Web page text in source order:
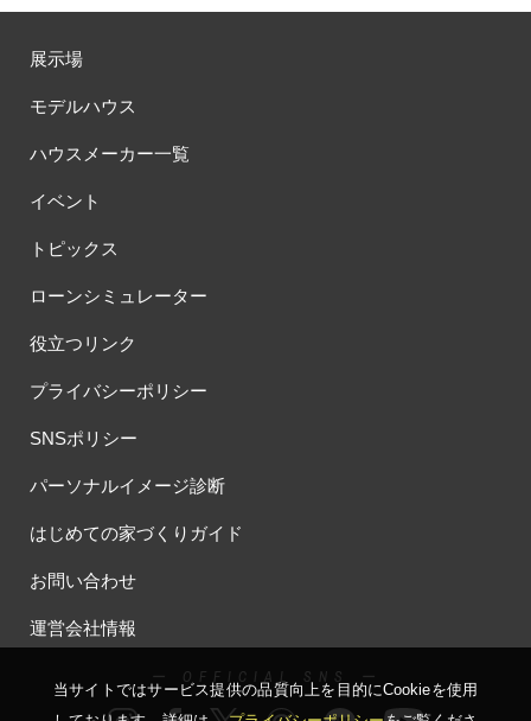
展示場
モデルハウス
ハウスメーカー一覧
イベント
トピックス
ローンシミュレーター
役立つリンク
プライバシーポリシー
SNSポリシー
パーソナルイメージ診断
はじめての家づくりガイド
お問い合わせ
運営会社情報
ー OFFICIAL SNS ー
当サイトではサービス提供の品質向上を⽬的にCookieを使⽤